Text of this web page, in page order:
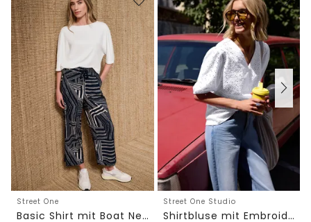
Street One
Basic Shirt mit Boat Neck und Elastikbund
Street One Studio
Shirtbluse mit Embroidery-Front